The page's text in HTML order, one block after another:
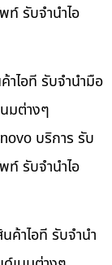
ท์ รับจำนำไอ
าไอที รับจำนำมือ
มต่างๆ
บริการ รับ
ท์ รับจำนำไอ
ค้าไอที รับจำนำ